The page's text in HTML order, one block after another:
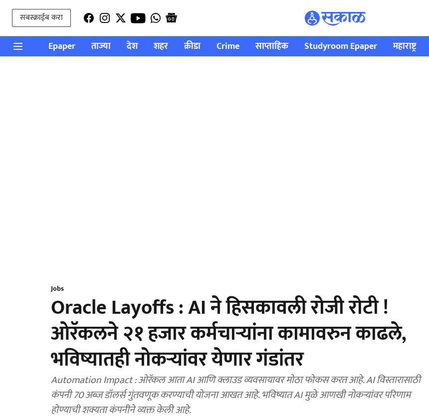
सबस्क्राईब करा
Epaper ताज्या देश शहर क्रीडा Crime साप्ताहिक Studyroom Epaper महाराष्ट्र
Jobs
Oracle Layoffs : AI ने हिसकावली रोजी रोटी !
ओरॅकलने २१ हजार कर्मचाऱ्यांना कामावरुन काढले,
भविष्यातही नोकऱ्यांवर येणार गंडांतर
Automation Impact : ओरॅकल आता AI आणि क्लाउड व्यवसायावर मोठा फोकस करत आहे. AI विस्तारासाठी
कंपनी 70 अब्ज डॉलर्स गुंतवणूक करण्याची योजना आखत आहे. भविष्यात AI मुळे आणखी नोकऱ्यांवर परिणाम
होण्याची शक्यता कंपनीने व्यक्त केली आहे.